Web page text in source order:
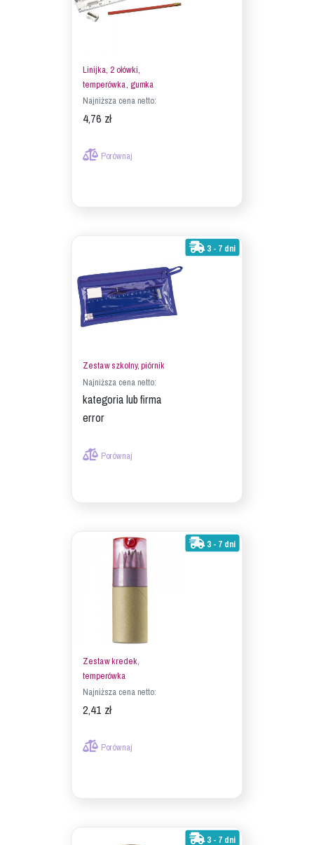
Linijka, 2 ołówki,
temperówka, gumka
Najniższa cena netto:
4,76 zł
Porównaj
3 - 7 dni
Zestaw szkolny, piórnik
Najniższa cena netto:
kategoria lub firma
error
Porównaj
3 - 7 dni
Zestaw kredek,
temperówka
Najniższa cena netto:
2,41 zł
Porównaj
3 - 7 dni